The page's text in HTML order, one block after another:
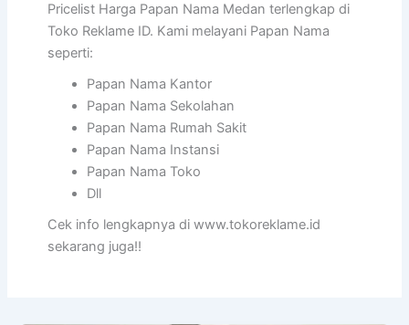
Pricelist Harga Papan Nama Medan terlengkap di
Toko Reklame ID. Kami melayani Papan Nama
seperti:
Papan Nama Kantor
Papan Nama Sekolahan
Papan Nama Rumah Sakit
Papan Nama Instansi
Papan Nama Toko
Dll
Cek info lengkapnya di www.tokoreklame.id
sekarang juga!!